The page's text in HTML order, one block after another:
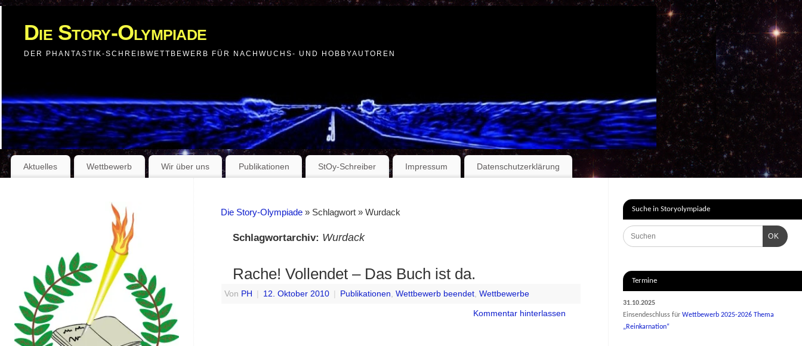
Die Story-Olympiade
DER PHANTASTIK-SCHREIBWETTBEWERB FÜR NACHWUCHS- UND HOBBYAUTOREN
Aktuelles Wettbewerb Wir über uns Publikationen StOy-Schreiber Impressum Datenschutzerklärung
Die Story-Olympiade » Schlagwort » Wurdack
Schlagwortarchiv: Wurdack
Rache! Vollendet – Das Buch ist da.
Von PH 12. Oktober 2010 Publikationen, Wettbewerb beendet, Wettbewerbe
Kommentar hinterlassen
Suche in Storyolympiade
OK
Termine
31.10.2025
Einsendeschluss für Wettbewerb 2025-2026 Thema
„Reinkarnation“